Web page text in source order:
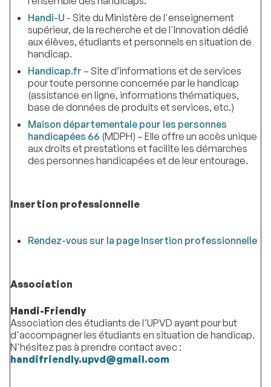
Handi-U - Site du Ministère de l'enseignement
supérieur, de la recherche et de l'Innovation dédié
aux élèves, étudiants et personnels en situation de
handicap.
Handicap.fr – Site d’informations et de services
pour toute personne concernée par le handicap
(assistance en ligne, informations thématiques,
base de données de produits et services, etc.)
Maison départementale pour les personnes
handicapées 66 (MDPH) – Elle offre un accès unique
aux droits et prestations et facilite les démarches
des personnes handicapées et de leur entourage.
Insertion professionnelle
Rendez-vous sur la page Insertion professionnelle
Association
Handi-Friendly
Association des étudiants de l'UPVD ayant pour but
d'accompagner les étudiants en situation de handicap.
N'hésitez pas à prendre contact avec :
handifriendly.upvd@gmail.com